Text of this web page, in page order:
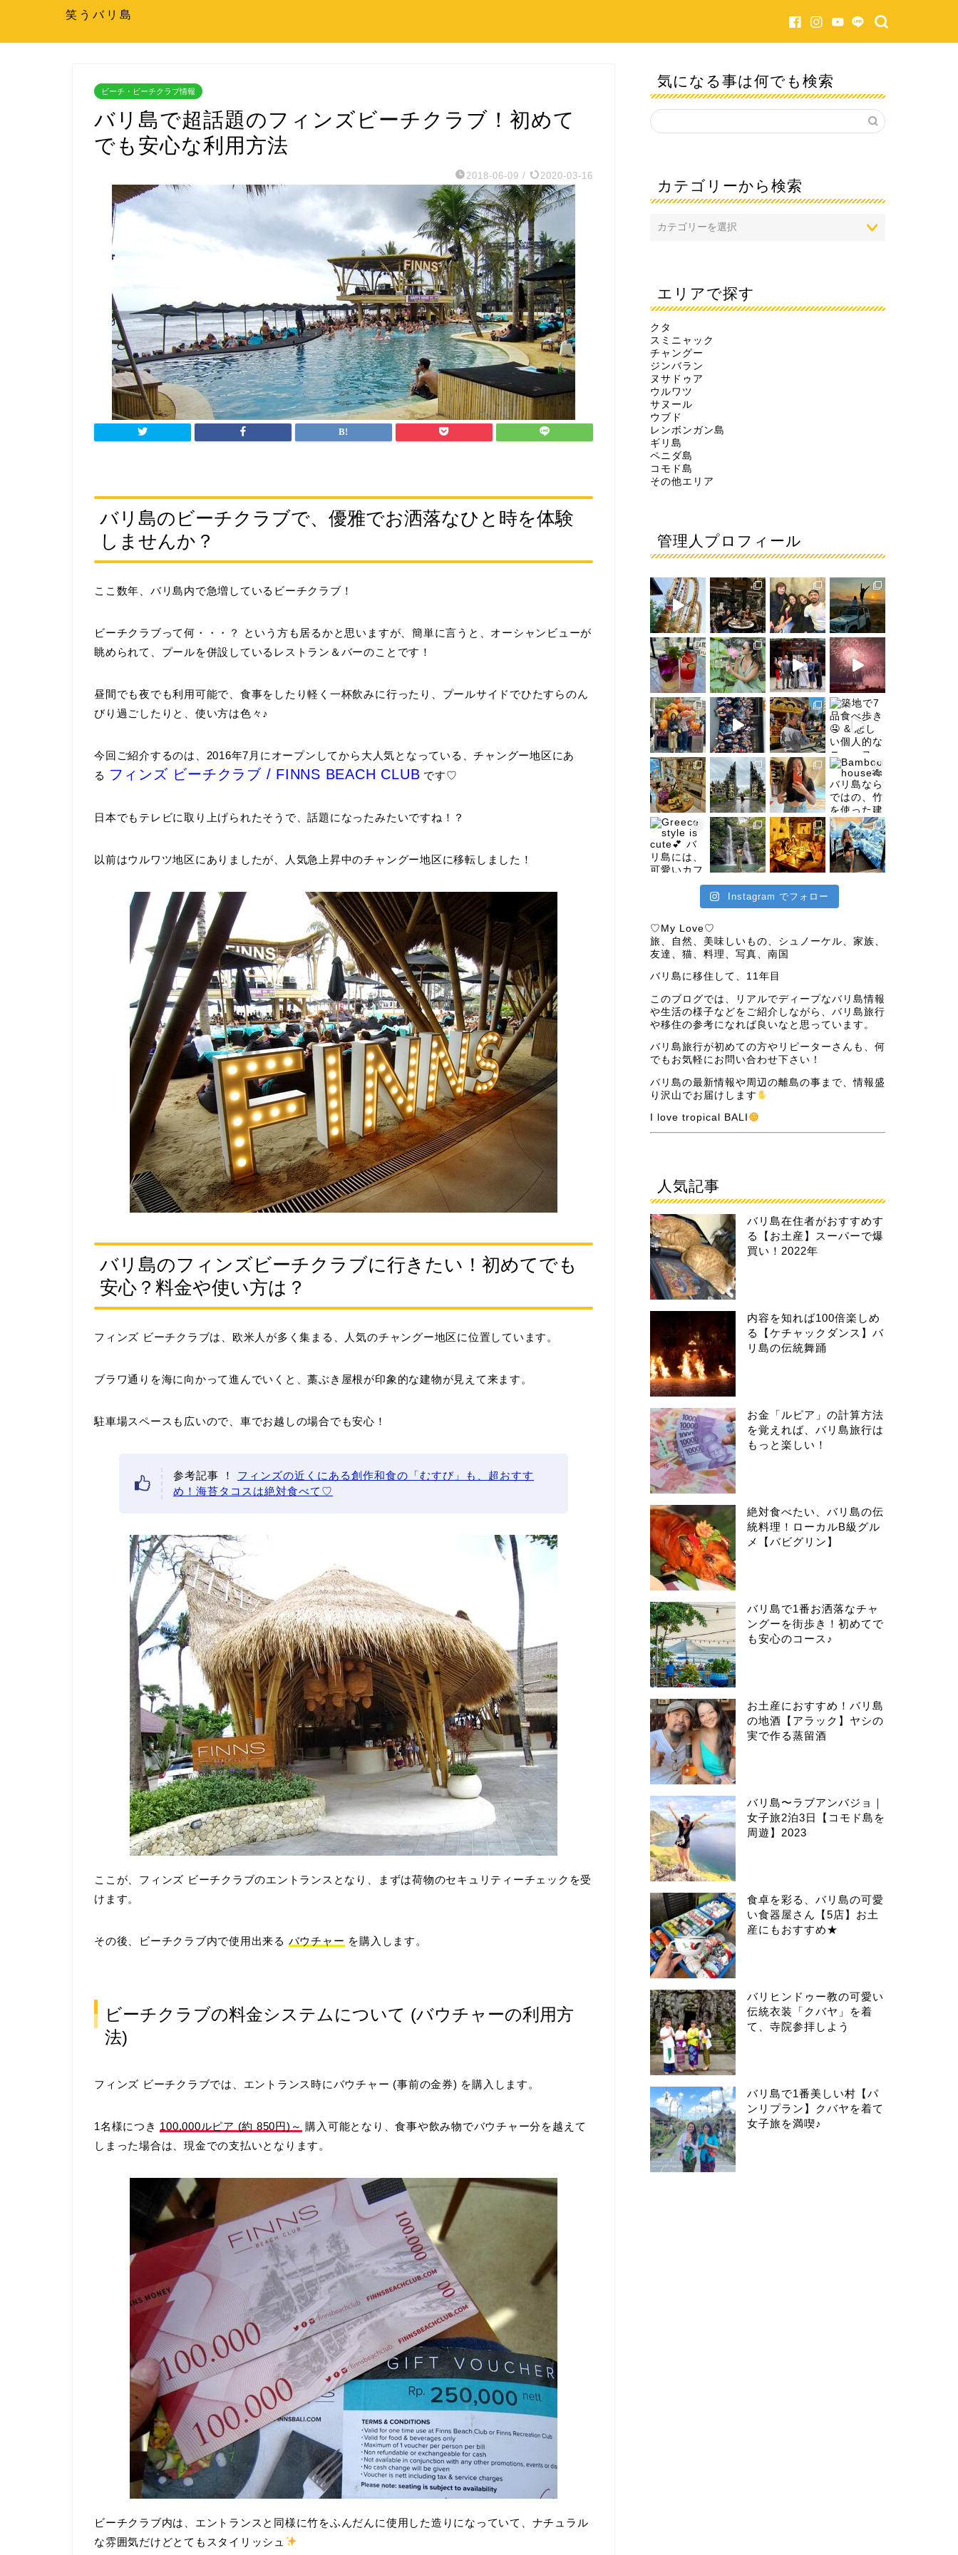
笑うバリ島
ビーチ・ビーチクラブ情報
バリ島で超話題のフィンズビーチクラブ！初めて
でも安心な利用方法
2018-06-09 / 2020-03-16
バリ島のビーチクラブで、優雅でお洒落なひと時を体験
しませんか？
ここ数年、バリ島内で急増しているビーチクラブ！
ビーチクラブって何・・・？ という方も居るかと思いますが、簡単に言うと、オーシャンビューが
眺められて、プールを併設しているレストラン＆バーのことです！
昼間でも夜でも利用可能で、食事をしたり軽く一杯飲みに行ったり、プールサイドでひたすらのん
びり過ごしたりと、使い方は色々♪
今回ご紹介するのは、2016年7月にオープンしてから大人気となっている、チャングー地区にあ
る フィンズ ビーチクラブ / FINNS BEACH CLUB です♡
日本でもテレビに取り上げられたそうで、話題になったみたいですね！？
以前はウルワツ地区にありましたが、人気急上昇中のチャングー地区に移転しました！
バリ島のフィンズビーチクラブに行きたい！初めてでも
安心？料金や使い方は？
フィンズ ビーチクラブは、欧米人が多く集まる、人気のチャングー地区に位置しています。
ブラワ通りを海に向かって進んでいくと、藁ぶき屋根が印象的な建物が見えて来ます。
駐車場スペースも広いので、車でお越しの場合でも安心！
参考記事 ！ フィンズの近くにある創作和食の「むすび」も、超おすす
め！海苔タコスは絶対食べて♡
ここが、フィンズ ビーチクラブのエントランスとなり、まずは荷物のセキュリティーチェックを受
けます。
その後、ビーチクラブ内で使用出来る バウチャー を購入します。
ビーチクラブの料金システムについて (バウチャーの利用方
法)
フィンズ ビーチクラブでは、エントランス時にバウチャー (事前の金券) を購入します。
1名様につき 100,000ルピア (約 850円)～ 購入可能となり、食事や飲み物でバウチャー分を越えて
しまった場合は、現金での支払いとなります。
ビーチクラブ内は、エントランスと同様に竹をふんだんに使用した造りになっていて、ナチュラル
な雰囲気だけどとてもスタイリッシュ
気になる事は何でも検索
カテゴリーから検索
エリアで探す
クタ
スミニャック
チャングー
ジンバラン
ヌサドゥア
ウルワツ
サヌール
ウブド
レンボンガン島
ギリ島
ペニダ島
コモド島
その他エリア
管理人プロフィール
Instagram でフォロー
♡My Love♡
旅、自然、美味しいもの、シュノーケル、家族、
友達、猫、料理、写真、南国
バリ島に移住して、11年目
このブログでは、リアルでディープなバリ島情報
や生活の様子などをご紹介しながら、バリ島旅行
や移住の参考になれば良いなと思っています。
バリ島旅行が初めての方やリピーターさんも、何
でもお気軽にお問い合わせ下さい！
バリ島の最新情報や周辺の離島の事まで、情報盛
り沢山でお届けします
I love tropical BALI
人気記事
バリ島在住者がおすすめす
る【お土産】スーパーで爆
買い！2022年
内容を知れば100倍楽しめ
る【ケチャックダンス】バ
リ島の伝統舞踊
お金「ルピア」の計算方法
を覚えれば、バリ島旅行は
もっと楽しい！
絶対食べたい、バリ島の伝
統料理！ローカルB級グル
メ【バビグリン】
バリ島で1番お洒落なチャ
ングーを街歩き！初めてで
も安心のコース♪
お土産におすすめ！バリ島
の地酒【アラック】ヤシの
実で作る蒸留酒
バリ島〜ラブアンバジョ｜
女子旅2泊3日【コモド島を
周遊】2023
食卓を彩る、バリ島の可愛
い食器屋さん【5店】お土
産にもおすすめ★
バリヒンドゥー教の可愛い
伝統衣装「クバヤ」を着
て、寺院参拝しよう
バリ島で1番美しい村【パ
ンリプラン】クバヤを着て
女子旅を満喫♪